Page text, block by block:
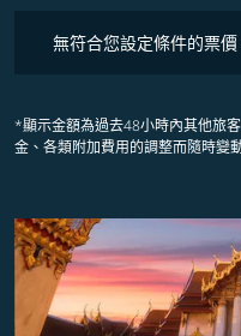
無符合您設定條件的票
*顯示金額為過去48小時內其他旅
金、各類附加費用的調整而隨時變